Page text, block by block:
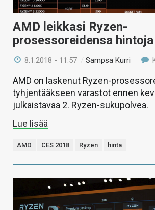
AMD leikkasi Ryzen-
prosessoreidensa hintoja
8.1.2018 - 11:57 /Sampsa Kurri
AMD on laskenut Ryzen-
tyhjentääkseen varastot ennen
julkaistavaa 2. Ryzen-sukupolvea.
Lue lisää
AMD CES 2018 Ryzen hinta